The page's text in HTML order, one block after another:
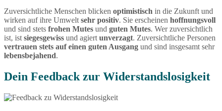
Zuversichtliche Menschen blicken optimistisch in die Zukunft und
wirken auf ihre Umwelt sehr positiv. Sie erscheinen hoffnungsvoll
und sind stets frohen Mutes und guten Mutes. Wer zuversichtlich
ist, ist siegesgewiss und agiert unverzagt. Zuversichtliche Personen
vertrauen stets auf einen guten Ausgang und sind insgesamt sehr
lebensbejahend.
Dein Feedback zur Widerstandslosigkeit